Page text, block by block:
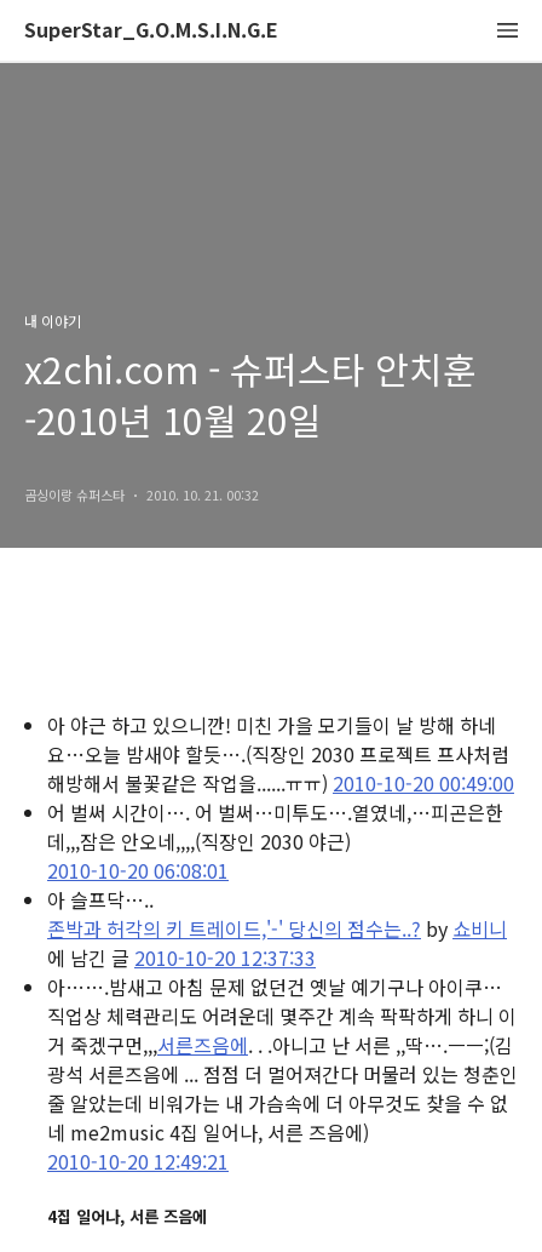
SuperStar_G.O.M.S.I.N.G.E
내 이야기
x2chi.com - 슈퍼스타 안치훈
-2010년 10월 20일
곰싱이랑 슈퍼스타 2010. 10. 21. 00:32
아 야근 하고 있으니깐! 미친 가을 모기들이 날 방해 하네
요…오늘 밤새야 할듯….(직장인 2030 프로젝트 프사처럼
해방해서 불꽃같은 작업을......ㅠㅠ) 2010-10-20 00:49:00
어 벌써 시간이…. 어 벌써…미투도….열였네,…피곤은한
데,,,잠은 안오네,,,,(직장인 2030 야근)
2010-10-20 06:08:01
아 슬프닥…..
존박과 허각의 키 트레이드,'-' 당신의 점수는..? by 쇼비니
에 남긴 글 2010-10-20 12:37:33
아…….밤새고 아침 문제 없던건 옛날 예기구나 아이쿠…
직업상 체력관리도 어려운데 몇주간 계속 팍팍하게 하니 이
거 죽겠구먼,,,서른즈음에. . .아니고 난 서른 ,,딱….ㅡㅡ;(김
광석 서른즈음에 ... 점점 더 멀어져간다 머물러 있는 청춘인
줄 알았는데 비워가는 내 가슴속에 더 아무것도 찾을 수 없
네 me2music 4집 일어나, 서른 즈음에)
2010-10-20 12:49:21
4집 일어나, 서른 즈음에